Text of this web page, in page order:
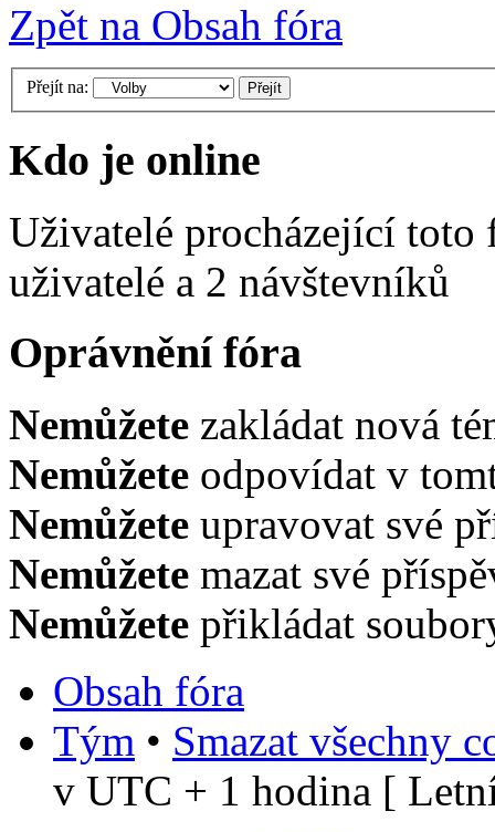
Zpět na Obsah fóra
Přejít na:
Kdo je online
Uživatelé procházející
uživatelé a 2 návštevníků
Oprávnění fóra
Nemůžete zakládat nová
Nemůžete odpovídat v
Nemůžete upravovat své
Nemůžete mazat své
Nemůžete přikládat
Obsah fóra
Tým • Smazat všechny
v UTC + 1 hodina [